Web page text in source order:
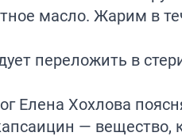
масло. Жарим в
переложить в
Елена Хохлова
— вещество,